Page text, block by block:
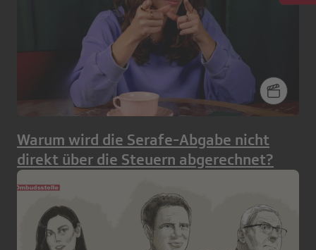
Warum wird die Serafe-Abgabe nicht
direkt über die Steuern abgerechnet?